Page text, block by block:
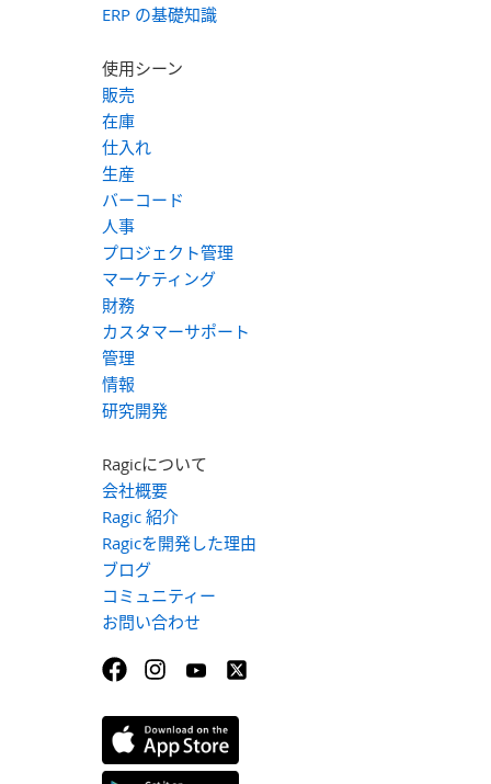
ERP の基礎知識
使用シーン
販売
在庫
仕入れ
生産
バーコード
人事
プロジェクト管理
マーケティング
財務
カスタマーサポート
管理
情報
研究開発
Ragicについて
会社概要
Ragic 紹介
Ragicを開発した理由
ブログ
コミュニティー
お問い合わせ